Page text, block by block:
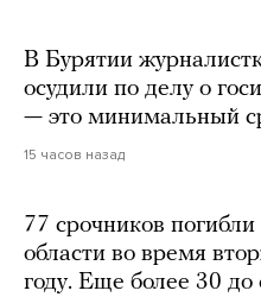
В Бурятии
осудили по делу о
— это минимальный
15 часов назад
77 срочников
области во время
году. Еще более 30 до